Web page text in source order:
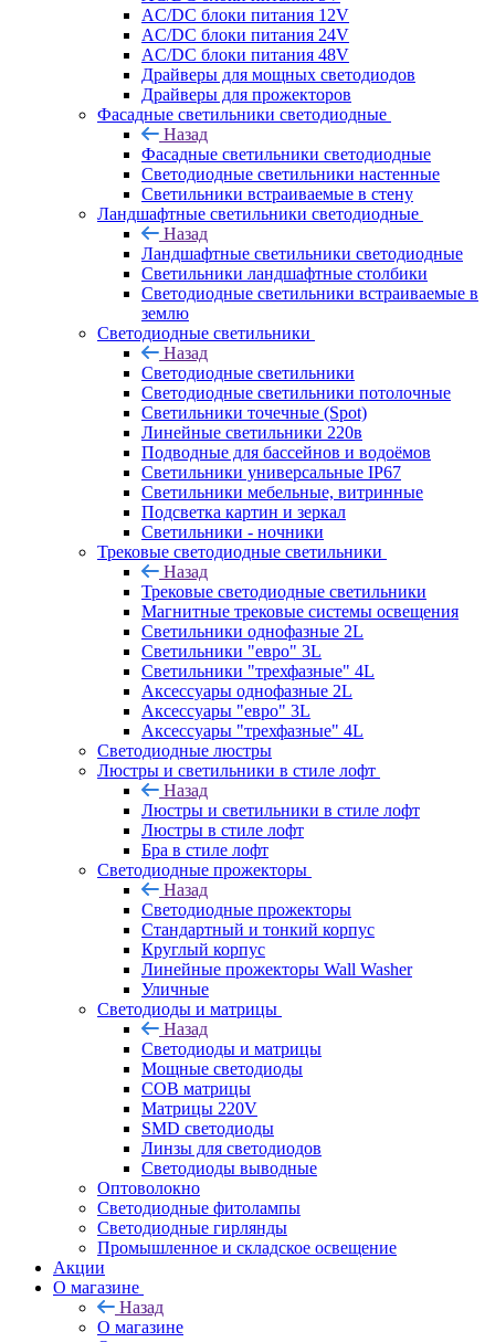
AC/DC блоки питания 12V
AC/DC блоки питания 24V
AC/DC блоки питания 48V
Драйверы для мощных светодиодов
Драйверы для прожекторов
Фасадные светильники светодиодные
Назад
Фасадные светильники светодиодные
Светодиодные светильники настенные
Светильники встраиваемые в стену
Ландшафтные светильники светодиодные
Назад
Ландшафтные светильники светодиодные
Светильники ландшафтные столбики
Светодиодные светильники встраиваемые в
землю
Светодиодные светильники
Назад
Светодиодные светильники
Светодиодные светильники потолочные
Светильники точечные (Spot)
Линейные светильники 220в
Подводные для бассейнов и водоёмов
Светильники универсальные IP67
Светильники мебельные, витринные
Подсветка картин и зеркал
Светильники - ночники
Трековые светодиодные светильники
Назад
Трековые светодиодные светильники
Магнитные трековые системы освещения
Светильники однофазные 2L
Светильники "евро" 3L
Светильники "трехфазные" 4L
Аксессуары однофазные 2L
Аксессуары "евро" 3L
Аксессуары "трехфазные" 4L
Светодиодные люстры
Люстры и светильники в стиле лофт
Назад
Люстры и светильники в стиле лофт
Люстры в стиле лофт
Бра в стиле лофт
Светодиодные прожекторы
Назад
Светодиодные прожекторы
Стандартный и тонкий корпус
Круглый корпус
Линейные прожекторы Wall Washer
Уличные
Светодиоды и матрицы
Назад
Светодиоды и матрицы
Мощные светодиоды
COB матрицы
Матрицы 220V
SMD светодиоды
Линзы для светодиодов
Светодиоды выводные
Оптоволокно
Светодиодные фитолампы
Светодиодные гирлянды
Промышленное и складское освещение
Акции
О магазине
Назад
О магазине